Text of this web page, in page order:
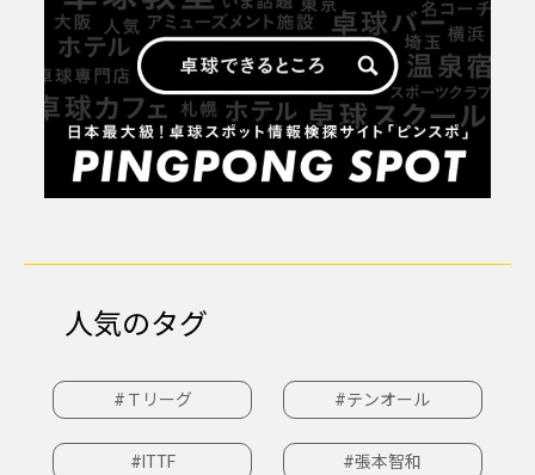
人気のタグ
#Ｔリーグ #テンオール
#ITTF #張本智和